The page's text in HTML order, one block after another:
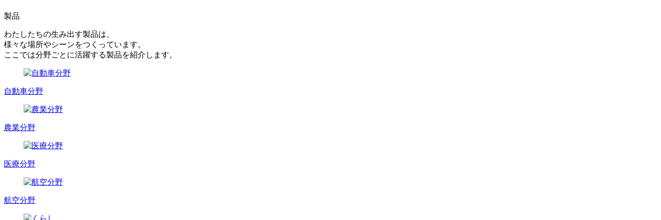
製品
わたしたちの生み出す製品は、
様々な場所やシーンをつくっています。
ここでは分野ごとに活躍する製品を紹介します。
自動車分野
農業分野
医療分野
航空分野